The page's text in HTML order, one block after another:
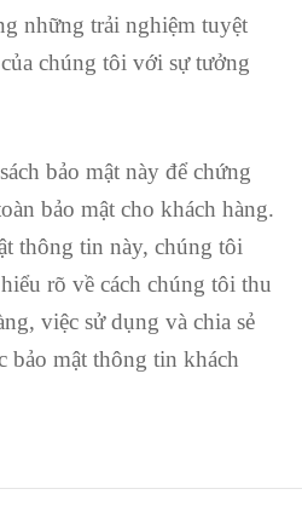
những trải nghiệm tuyệt
chúng tôi với sự tưởng
bảo mật này để chứng
bảo mật cho khách hàng.
thông tin này, chúng tôi
rõ về cách chúng tôi thu
việc sử dụng và chia sẻ
bảo mật thông tin khách